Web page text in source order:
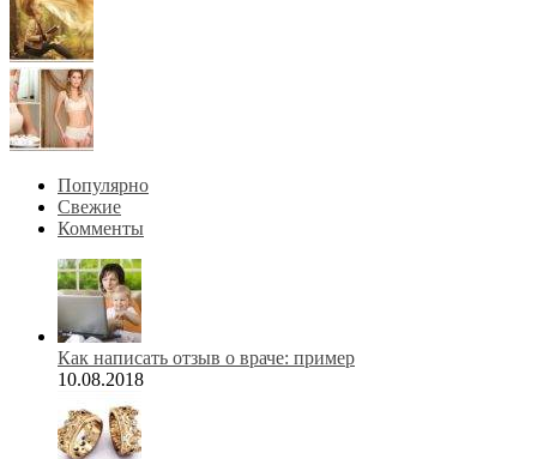
Популярно
Свежие
Комменты
Как написать отзыв о враче: пример
10.08.2018